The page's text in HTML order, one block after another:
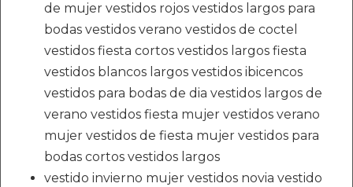
de mujer vestidos rojos vestidos largos para
bodas vestidos verano vestidos de coctel
vestidos fiesta cortos vestidos largos fiesta
vestidos blancos largos vestidos ibicencos
vestidos para bodas de dia vestidos largos de
verano vestidos fiesta mujer vestidos verano
mujer vestidos de fiesta mujer vestidos para
bodas cortos vestidos largos
vestido invierno mujer vestidos novia vestido